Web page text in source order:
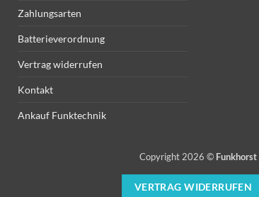
Zahlungsarten
Batterieverordnung
Vertrag widerrufen
Kontakt
Ankauf Funktechnik
Copyright 2026 © Funkhorst
VERTRAG WIDERRUFEN